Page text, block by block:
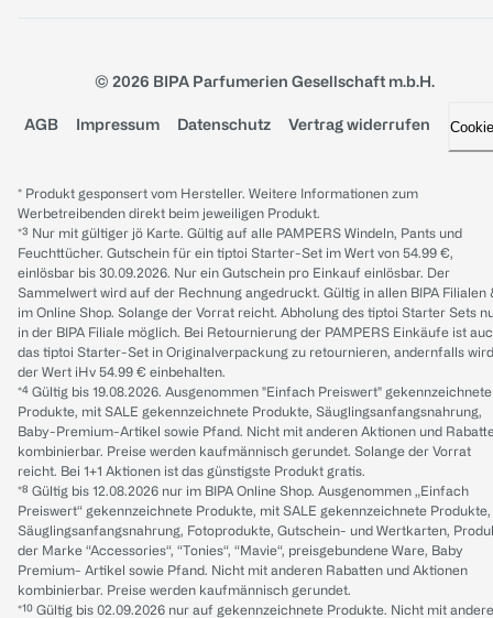
© 2026 BIPA Parfumerien Gesellschaft m.b.H.
AGB Impressum Datenschutz Vertrag widerrufen
* Produkt gesponsert vom Hersteller. Weitere Informationen zum
Werbetreibenden direkt beim jeweiligen Produkt.
*³ Nur mit gültiger jö Karte. Gültig auf alle PAMPERS Windeln, Pants und
Feuchttücher. Gutschein für ein tiptoi Starter-Set im Wert von 54.99 €,
einlösbar bis 30.09.2026. Nur ein Gutschein pro Einkauf einlösbar. Der
Sammelwert wird auf der Rechnung angedruckt. Gültig in allen BIPA Filialen
im Online Shop. Solange der Vorrat reicht. Abholung des tiptoi Starter Sets
in der BIPA Filiale möglich. Bei Retournierung der PAMPERS Einkäufe ist
das tiptoi Starter-Set in Originalverpackung zu retournieren, andernfalls wird
der Wert iHv 54.99 € einbehalten.
*⁴ Gültig bis 19.08.2026. Ausgenommen "Einfach Preiswert" gekennzeichnete
Produkte, mit SALE gekennzeichnete Produkte, Säuglingsanfangsnahrung,
Baby-Premium-Artikel sowie Pfand. Nicht mit anderen Aktionen und
kombinierbar. Preise werden kaufmännisch gerundet. Solange der Vorrat
reicht. Bei 1+1 Aktionen ist das günstigste Produkt gratis.
*⁸ Gültig bis 12.08.2026 nur im BIPA Online Shop. Ausgenommen „Einfach
Preiswert“ gekennzeichnete Produkte, mit SALE gekennzeichnete Produkte,
Säuglingsanfangsnahrung, Fotoprodukte, Gutschein- und Wertkarten,
der Marke “Accessories“, “Tonies“, “Mavie“, preisgebundene Ware, Baby
Premium- Artikel sowie Pfand. Nicht mit anderen Rabatten und Aktionen
kombinierbar. Preise werden kaufmännisch gerundet.
*¹⁰ Gültig bis 02.09.2026 nur auf gekennzeichnete Produkte. Nicht mit